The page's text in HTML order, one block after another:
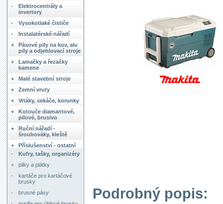
Podrobný popis:
-
Elektrocentrály a
invertory
-
Vysokotlaké čističe
-
Instalatérské nářadí
+
Pásové pily na kov, alu
pily a odjehlovací stroje
+
Lamačky a řezačky
kamene
+
Malé stavební stroje
+
Zemní vruty
+
Vrtáky, sekáče, korunky
+
Kotouče diamantové,
pilové, brusivo
+
Ruční nářadí -
šroubováky, kleště
+
Příslušenství - ostatní
-
Kufry, tašky, organizéry
+
pilky a plátky
-
kartáče pro kartáčové
brusky
-
brusné pásy